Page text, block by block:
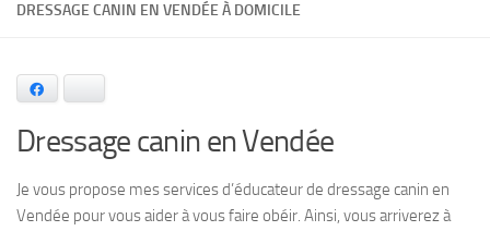
DRESSAGE CANIN EN VENDÉE À DOMICILE
Dressage canin en Vendée
Je vous propose mes services d’éducateur de dressage canin en
Vendée pour vous aider à vous faire obéir. Ainsi, vous arriverez à